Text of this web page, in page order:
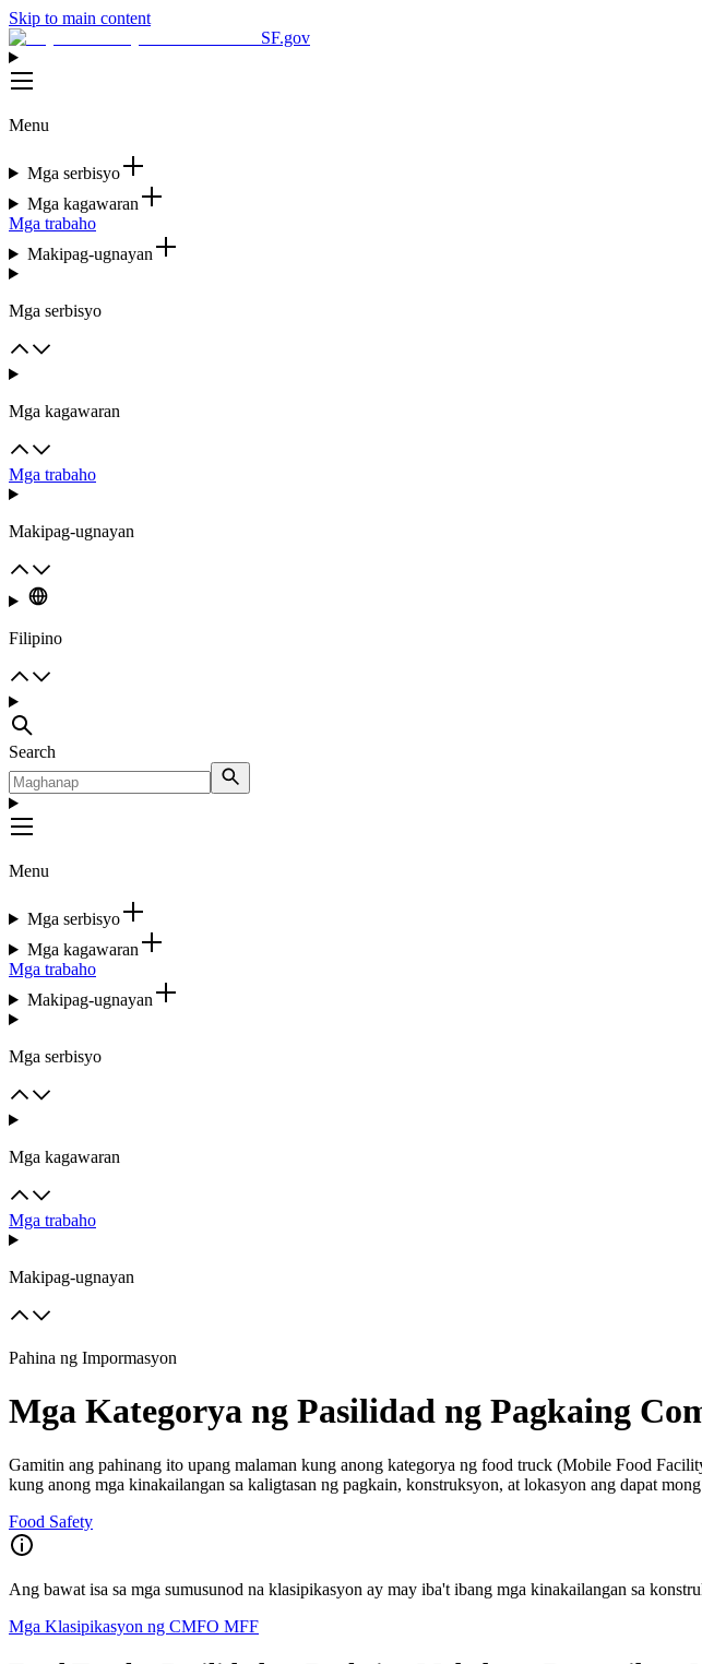
Skip to main content
SF.gov
Menu
Mga serbisyo
Mga kagawaran
Mga trabaho
Makipag-ugnayan
Mga serbisyo
Mga kagawaran
Mga trabaho
Makipag-ugnayan
Filipino
Search
Menu
Mga serbisyo
Mga kagawaran
Mga trabaho
Makipag-ugnayan
Mga serbisyo
Mga kagawaran
Mga trabaho
Makipag-ugnayan
Pahina ng Impormasyon
Mga Kategorya ng Pasilidad ng Pagkaing
Gamitin ang pahinang ito upang malaman kung anong kategorya ng food truck (Mobile Food
kung anong mga kinakailangan sa kaligtasan ng pagkain, konstruksyon, at lokasyon ang dapat
Food Safety
Ang bawat isa sa mga sumusunod na klasipikasyon ay may iba't ibang mga kinakailangan sa
Mga Klasipikasyon ng CMFO MFF